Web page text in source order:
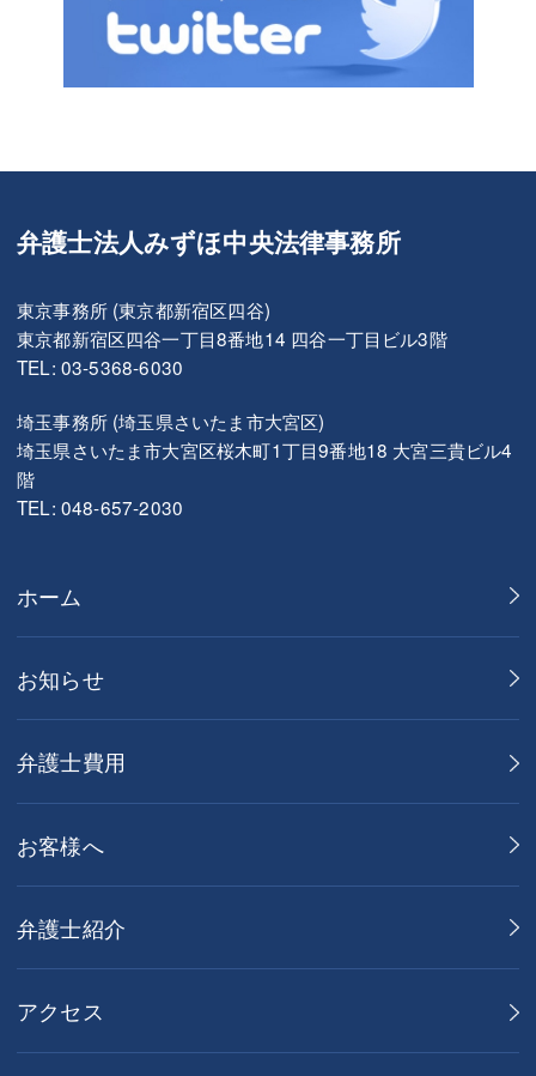
弁護士法人みずほ中央法律事務所
東京事務所 (東京都新宿区四谷)
東京都新宿区四谷一丁目8番地14 四谷一丁目ビル3階
TEL: 03-5368-6030
埼玉事務所 (埼玉県さいたま市大宮区)
埼玉県さいたま市大宮区桜木町1丁目9番地18 大宮三貴ビル4
階
TEL: 048-657-2030
ホーム
お知らせ
弁護士費用
お客様へ
弁護士紹介
アクセス